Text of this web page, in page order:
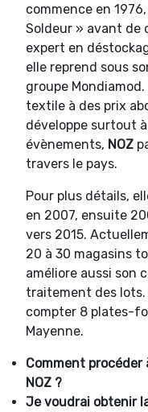
commence en
Soldeur » avant de
expert en
elle reprend sous
groupe
textile à des prix
développe surtout à
évènements, NOZ
travers le pays.
Pour plus détails,
en 2007, ensuite
vers 2015.
20 à 30 magasins
améliore aussi son
traitement des lots.
compter 8 plates-
Mayenne.
Comment procéder
NOZ ?
Je voudrai obtenir